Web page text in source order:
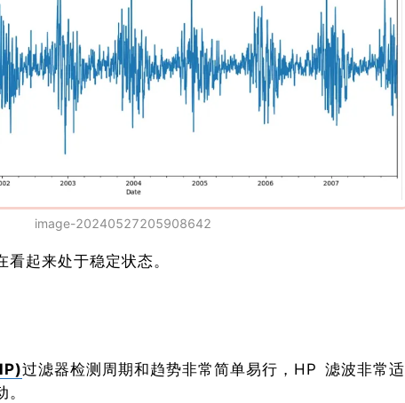
image-20240527205908642
起来处于稳定状态。
过滤器检测周期和趋势非常简单易行，HP 滤波非常适